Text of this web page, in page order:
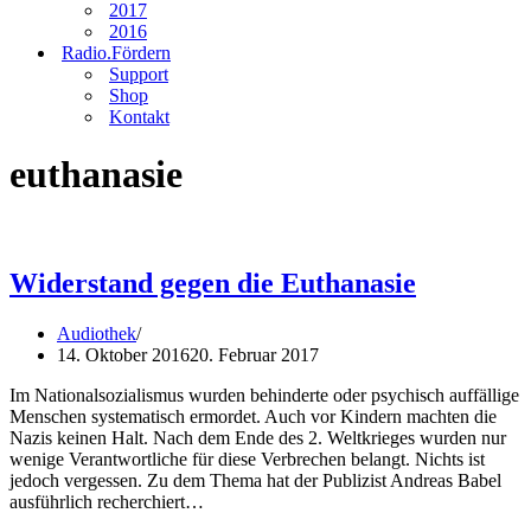
2017
2016
Radio.Fördern
Support
Shop
Kontakt
euthanasie
Widerstand gegen die Euthanasie
Audiothek
14. Oktober 201620. Februar 2017
Im Nationalsozialismus wurden behinderte oder psychisch auffällige
Menschen systematisch ermordet. Auch vor Kindern machten die
Nazis keinen Halt. Nach dem Ende des 2. Weltkrieges wurden nur
wenige Verantwortliche für diese Verbrechen belangt. Nichts ist
jedoch vergessen. Zu dem Thema hat der Publizist Andreas Babel
ausführlich recherchiert…